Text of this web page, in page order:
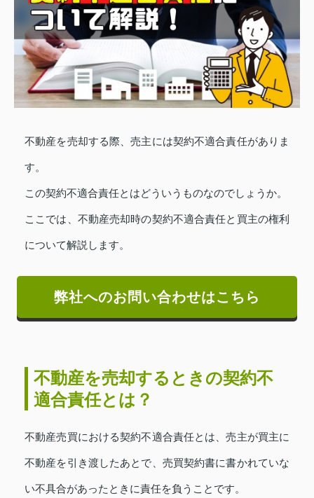
不動産を売却する際、売主には契約不適合責任がありま
す。
この契約不適合責任とはどういうものなのでしょうか。
ここでは、不動産売却時の契約不適合責任と買主の権利
について解説します。
弊社へのお問い合わせはこちら
不動産を売却するときの契約不
適合責任とは？
不動産売買における契約不適合責任とは、売主が買主に
不動産を引き渡したあとで、売買契約書に書かれていな
い不具合があったときに責任を負うことです。